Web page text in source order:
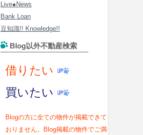
Live●News
Bank Loan
豆知識!! Knowledge!!
Blog以外不動産検索
借りたい
買いたい
Blogの方に全ての物件が掲載できて
おりません。Blog掲載の物件でご満